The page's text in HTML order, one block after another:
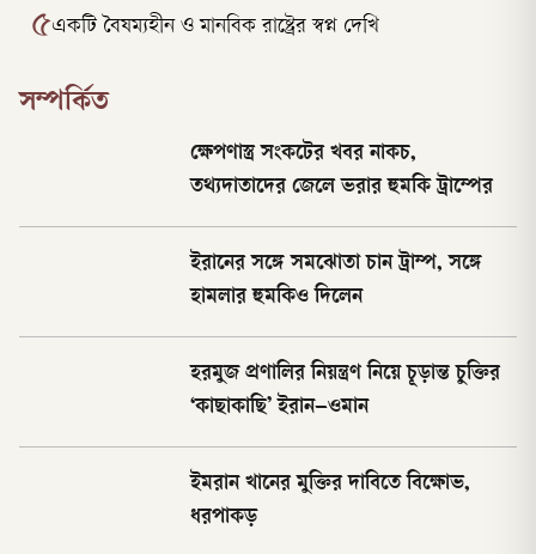
৫একটি বৈষম্যহীন ও মানবিক রাষ্ট্রের স্বপ্ন দেখি
সম্পর্কিত
ক্ষেপণাস্ত্র সংকটের খবর নাকচ,
তথ্যদাতাদের জেলে ভরার হুমকি ট্রাম্পের
ইরানের সঙ্গে সমঝোতা চান ট্রাম্প, সঙ্গে
হামলার হুমকিও দিলেন
হরমুজ প্রণালির নিয়ন্ত্রণ নিয়ে চূড়ান্ত চুক্তির
‘কাছাকাছি’ ইরান–ওমান
ইমরান খানের মুক্তির দাবিতে বিক্ষোভ,
ধরপাকড়